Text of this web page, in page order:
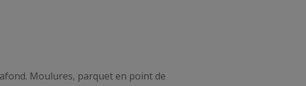
Moulures, parquet en point de